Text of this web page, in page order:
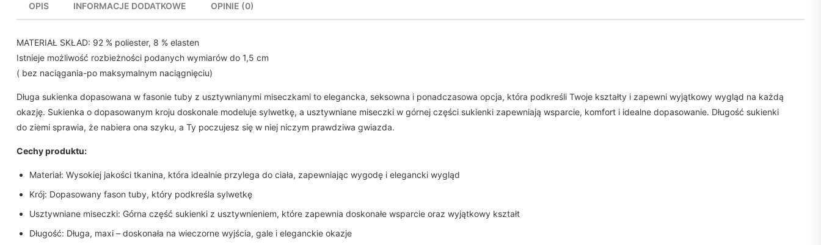
OPIS INFORMACJE DODATKOWE OPINIE (0)
MATERIAŁ SKŁAD: 92 % poliester, 8 % elasten
Istnieje możliwość rozbieżności podanych wymiarów do 1,5 cm
( bez naciągania-po maksymalnym naciągnięciu)
Długa sukienka dopasowana w fasonie tuby z usztywnianymi miseczkami to elegancka, seksowna i ponadczasowa opcja, która podkreśli Twoje kształty i zapewni wyjątkowy wygląd na każdą
okazję. Sukienka o dopasowanym kroju doskonale modeluje sylwetkę, a usztywniane miseczki w górnej części sukienki zapewniają wsparcie, komfort i idealne dopasowanie. Długość sukienki
do ziemi sprawia, że nabiera ona szyku, a Ty poczujesz się w niej niczym prawdziwa gwiazda.
Cechy produktu:
Materiał: Wysokiej jakości tkanina, która idealnie przylega do ciała, zapewniając wygodę i elegancki wygląd
Krój: Dopasowany fason tuby, który podkreśla sylwetkę
Usztywniane miseczki: Górna część sukienki z usztywnieniem, które zapewnia doskonałe wsparcie oraz wyjątkowy kształt
Długość: Długa, maxi – doskonała na wieczorne wyjścia, gale i eleganckie okazje